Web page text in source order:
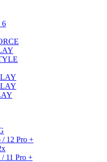
6
/ 12 Pro +
/ 11 Pro +